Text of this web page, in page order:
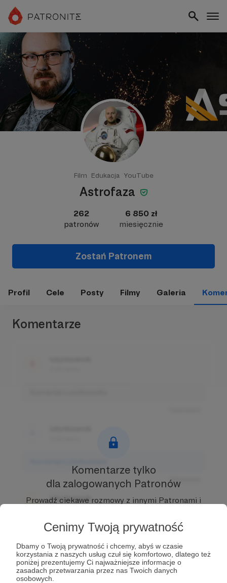
Cenimy Twoją prywatność
Dbamy o Twoją prywatność i chcemy, abyś w czasie
korzystania z naszych usług czuł się komfortowo, dlatego też
poniżej prezentujemy Ci najważniejsze informacje o
zasadach przetwarzania przez nas Twoich danych
osobowych.
Film Edukacja YouTube
Astrofaza
262
patronów
6 850 zł
miesięcznie
Zostań Patronem
Profil Cele Posty Filmy Galeria
Komentarze
Odpowiedz
Użytkownik
Komentarz użytkownika
Odpowiedz
Użytkownik
3 dni temu
Komentarze tylko
dla zalogowanych Patronów
Prowadź ciekawe rozmowy z innymi Patronami i
Zostań Patronem